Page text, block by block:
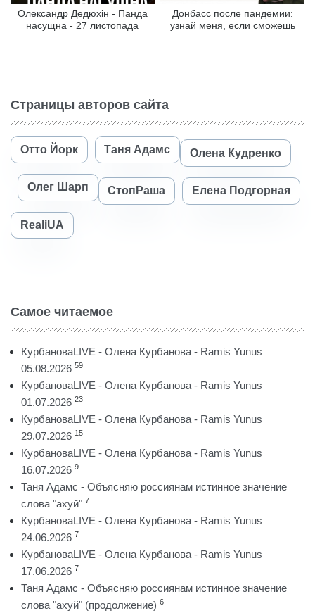
Олександр Дедюхін - Панда
насущна - 27 листопада
Донбасс после пандемии:
узнай меня, если сможешь
Страницы авторов сайта
Отто Йорк Таня Адамс Олена Кудренко
Олег Шарп СтопРаша Елена Подгорная
RealiUA
Самое читаемое
КурбановаLIVE - Олена Курбанова - Ramis Yunus
05.08.2026 59
КурбановаLIVE - Олена Курбанова - Ramis Yunus
01.07.2026 23
КурбановаLIVE - Олена Курбанова - Ramis Yunus
29.07.2026 15
КурбановаLIVE - Олена Курбанова - Ramis Yunus
16.07.2026 9
Таня Адамс - Объясняю россиянам истинное значение
слова "ахуй" 7
КурбановаLIVE - Олена Курбанова - Ramis Yunus
24.06.2026 7
КурбановаLIVE - Олена Курбанова - Ramis Yunus
17.06.2026 7
Таня Адамс - Объясняю россиянам истинное значение
слова "ахуй" (продолжение) 6